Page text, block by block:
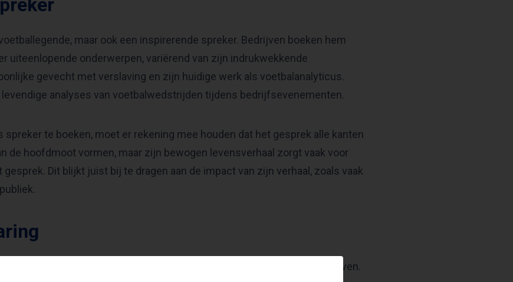
maar ook een inspirerende spreker. Bedrijven boeken hem
uiteenlopende onderwerpen, variërend van zijn indrukwekkende
gevecht met verslaving en zijn huidige werk als voetbalanalyticus.
levendige analyses van voetbalwedstrijden tijdens bedrijfsevenementen.
spreker te boeken, moet er rekening mee houden dat het gesprek alle kanten
de hoofdmoot vormen, maar zijn bewogen levensverhaal zorgt vaak voor
Dit blijkt juist bij te dragen aan de impact van zijn verhaal, zoals vaak
voor interviews, waarbij hij openhartig vertelt over zijn bewogen leven.